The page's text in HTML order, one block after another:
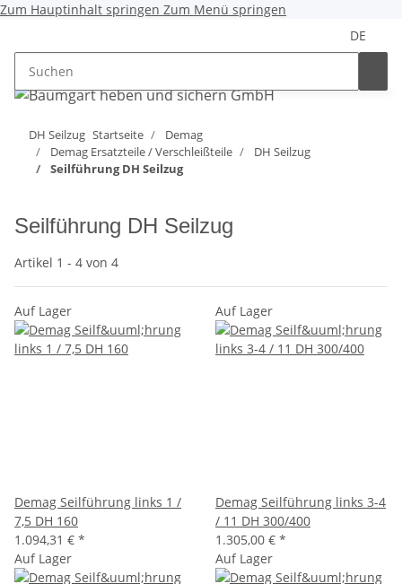
Zum Hauptinhalt springen Zum Menü springen
DE
DH Seilzug Startseite
Demag
Demag Ersatzteile / Verschleißteile
DH Seilzug
Seilführung DH Seilzug
Seilführung DH Seilzug
Artikel 1 - 4 von 4
Auf Lager
Demag Seilführung links 1 /
7,5 DH 160
1.094,31 € *
Auf Lager
Demag Seilführung links 3-4
/ 11 DH 300/400
1.305,00 € *
Auf Lager
Auf Lager